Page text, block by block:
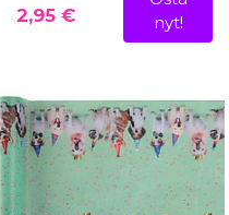
2,95 €
nyt!